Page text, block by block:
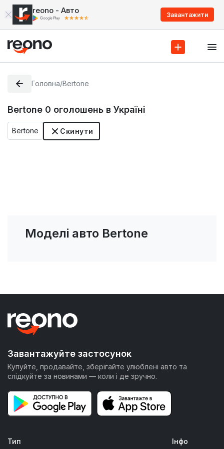
reono - Авто Завантажити
Головна/Bertone
Bertone 0 оголошень в Україні
Bertone Скинути
Моделі авто Bertone
Завантажуйте застосунок
Купуйте, продавайте, зберігайте улюблені авто та
слідкуйте за новинами — коли і де зручно.
Тип Інфо